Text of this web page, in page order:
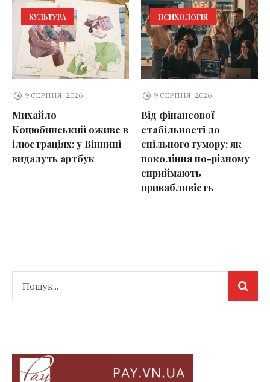
КУЛЬТУРА
9 СЕРПНЯ, 2026
Михайло
Коцюбинський оживе в
ілюстраціях: у Вінниці
видадуть артбук
ПСИХОЛОГІЯ
9 СЕРПНЯ, 2026
Від фінансової
стабільності до
спільного гумору: як
покоління по-різному
сприймають
привабливість